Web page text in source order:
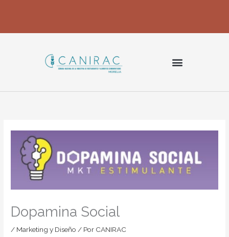
Dopamina Social
/ Marketing y Diseño / Por CANIRAC